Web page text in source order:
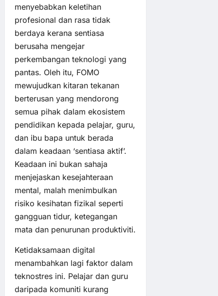
menyebabkan keletihan
profesional dan rasa tidak
berdaya kerana sentiasa
berusaha mengejar
perkembangan teknologi yang
pantas. Oleh itu, FOMO
mewujudkan kitaran tekanan
berterusan yang mendorong
semua pihak dalam ekosistem
pendidikan kepada pelajar, guru,
dan ibu bapa untuk berada
dalam keadaan ‘sentiasa aktif’.
Keadaan ini bukan sahaja
menjejaskan kesejahteraan
mental, malah menimbulkan
risiko kesihatan fizikal seperti
gangguan tidur, ketegangan
mata dan penurunan produktiviti.
Ketidaksamaan digital
menambahkan lagi faktor dalam
teknostres ini. Pelajar dan guru
daripada komuniti kurang